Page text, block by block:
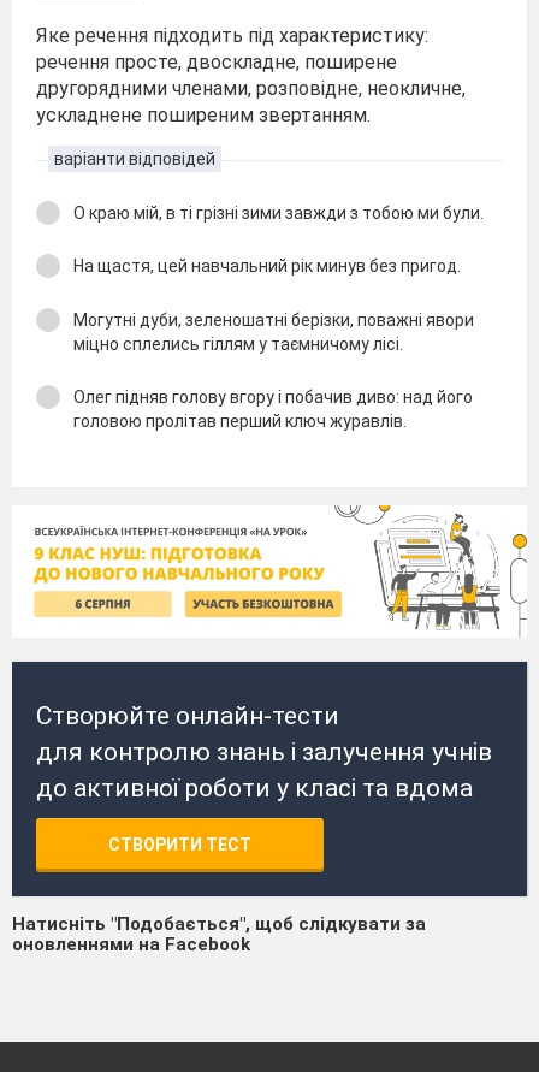
Яке речення підходить під характеристику:
речення просте, двоскладне, поширене
другорядними членами, розповідне, неокличне,
ускладнене поширеним звертанням.
варіанти відповідей
О краю мій, в ті грізні зими завжди з тобою ми були.
На щастя, цей навчальний рік минув без пригод.
Могутні дуби, зеленошатні берізки, поважні явори
міцно сплелись гіллям у таємничому лісі.
Олег підняв голову вгору і побачив диво: над його
головою пролітав перший ключ журавлів.
Створюйте онлайн-тести
для контролю знань і залучення учнів
до активної роботи у класі та вдома
СТВОРИТИ ТЕСТ
Натисніть "Подобається", щоб слідкувати за
оновленнями на Facebook